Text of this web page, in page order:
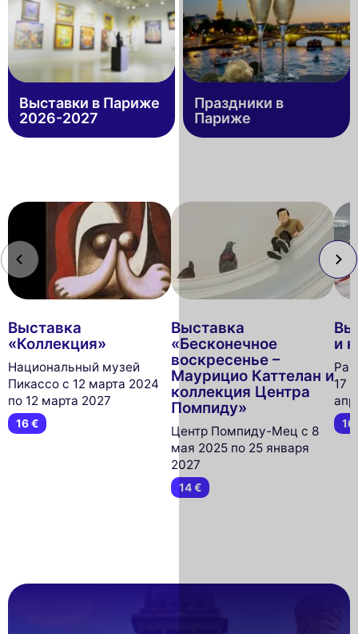
Выставки в Париже
2026-2027
Праздники в
Париже
Выставка
«Коллекция»
Национальный музей
Пикассо с 12 марта 2024
по 12 марта 2027
16 €
Выставка
«Бесконечное
воскресенье –
Маурицио Каттелан и
коллекция Центра
Помпиду»
Центр Помпиду-Мец с 8
мая 2025 по 25 января
2027
14 €
и
17
16